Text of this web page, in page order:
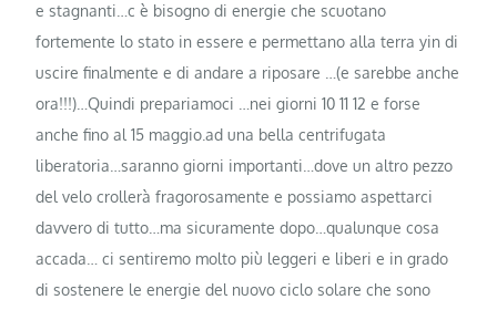
e stagnanti…c è bisogno di energie che scuotano
fortemente lo stato in essere e permettano alla terra yin di
uscire finalmente e di andare a riposare …(e sarebbe anche
ora!!!)…Quindi prepariamoci …nei giorni 10 11 12 e forse
anche fino al 15 maggio.ad una bella centrifugata
liberatoria…saranno giorni importanti…dove un altro pezzo
del velo crollerà fragorosamente e possiamo aspettarci
davvero di tutto…ma sicuramente dopo…qualunque cosa
accada… ci sentiremo molto più leggeri e liberi e in grado
di sostenere le energie del nuovo ciclo solare che sono